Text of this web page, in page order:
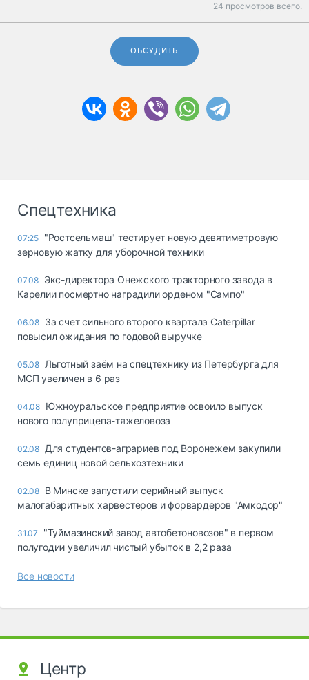
24 просмотров всего.
ОБСУДИТЬ
Спецтехника
07:25 "Ростсельмаш" тестирует новую девятиметровую
зерновую жатку для уборочной техники
07.08 Экс-директора Онежского тракторного завода в
Карелии посмертно наградили орденом "Сампо"
06.08 За счет сильного второго квартала Caterpillar
повысил ожидания по годовой выручке
05.08 Льготный заём на спецтехнику из Петербурга для
МСП увеличен в 6 раз
04.08 Южноуральское предприятие освоило выпуск
нового полуприцепа-тяжеловоза
02.08 Для студентов-аграриев под Воронежем закупили
семь единиц новой сельхозтехники
02.08 В Минске запустили серийный выпуск
малогабаритных харвестеров и форвардеров "Амкодор"
31.07
"Туймазинский завод автобетоновозов" в первом
полугодии увеличил чистый убыток в 2,2 раза
Все новости
Центр